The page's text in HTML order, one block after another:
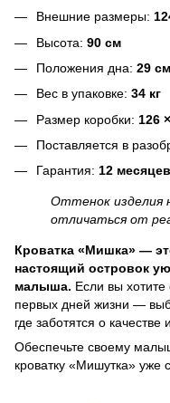
Внешние размеры:
Высота: 90 см
Положения дна: 29
Вес в упаковке: 34 кг
Размер коробки: 126
Поставляется в
Гарантия: 12 месяцев
Оттенок изделия
отличаться от
Кроватка «Мишка» —
настоящий островок
малыша. Если вы
первых дней жизни —
где заботятся о
Обеспечьте своему
кроватку «Мишутка» уже